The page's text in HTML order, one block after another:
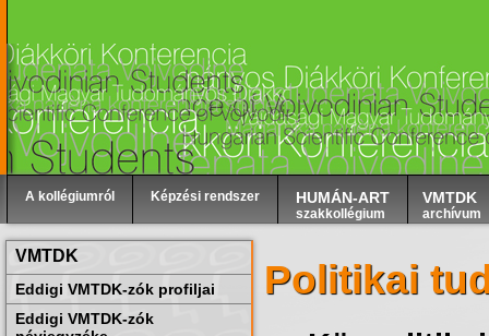
A kollégiumról Képzési rendszer HUMÁN-ART
szakkollégium
VMTDK
archívum
VMTDK
Eddigi VMTDK-zók profiljai
Eddigi VMTDK-zók
Politikai